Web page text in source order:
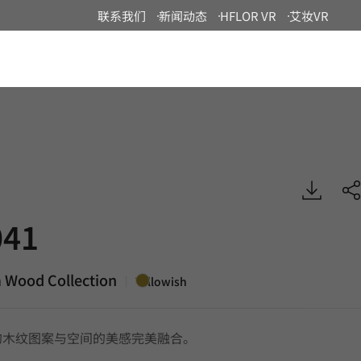
联系我们 新闻动态 HFLOR VR 艾妆VR
Collection Yellowish
纹图案与空间的美感完美融合。